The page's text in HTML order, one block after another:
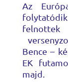
Az
Bence –
EK
majd.